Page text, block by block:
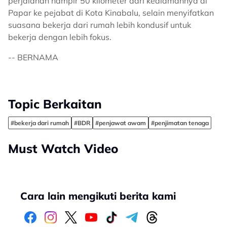
Papar ke pejabat di Kota Kinabalu, selain menyifatkan
suasana bekerja dari rumah lebih kondusif untuk
bekerja dengan lebih fokus.
-- BERNAMA
Topic Berkaitan
#bekerja dari rumah #BDR #penjawat awam #penjimatan tenaga
Must Watch Video
Cara lain mengikuti berita kami